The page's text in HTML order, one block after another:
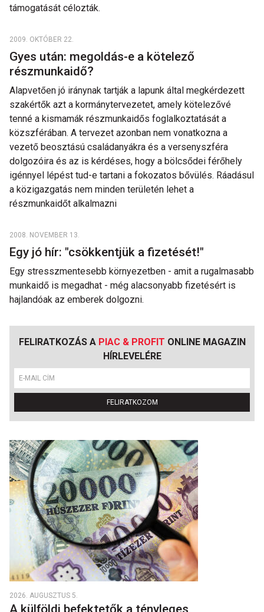
támogatását célozták.
2009. OKTÓBER 22.
Gyes után: megoldás-e a kötelező
részmunkaidő?
Alapvetően jó iránynak tartják a lapunk által megkérdezett
szakértők azt a kormánytervezetet, amely kötelezővé
tenné a kismamák részmunkaidős foglalkoztatását a
közszférában. A tervezet azonban nem vonatkozna a
vezető beosztású családanyákra és a versenyszféra
dolgozóira és az is kérdéses, hogy a bölcsődei férőhely
igénnyel lépést tud-e tartani a fokozatos bővülés. Ráadásul
a közigazgatás nem minden területén lehet a
részmunkaidőt alkalmazni
2008. NOVEMBER 13.
Egy jó hír: "csökkentjük a fizetését!"
Egy stresszmentesebb környezetben - amit a rugalmasabb
munkaidő is megadhat - még alacsonyabb fizetésért is
hajlandóak az emberek dolgozni.
FELIRATKOZÁS A PIAC & PROFIT ONLINE MAGAZIN
HÍRLEVELÉRE
FELIRATKOZOM
2026. AUGUSZTUS 5.
A külföldi befektetők a tényleges